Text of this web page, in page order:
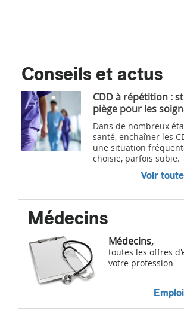
Conseils et actus
CDD à répétition :
piège pour les
Dans de nombreux
santé, enchaîner les
une situation
choisie, parfois subie.
Voir
Médecins
Médecins,
toutes les offres
votre profession